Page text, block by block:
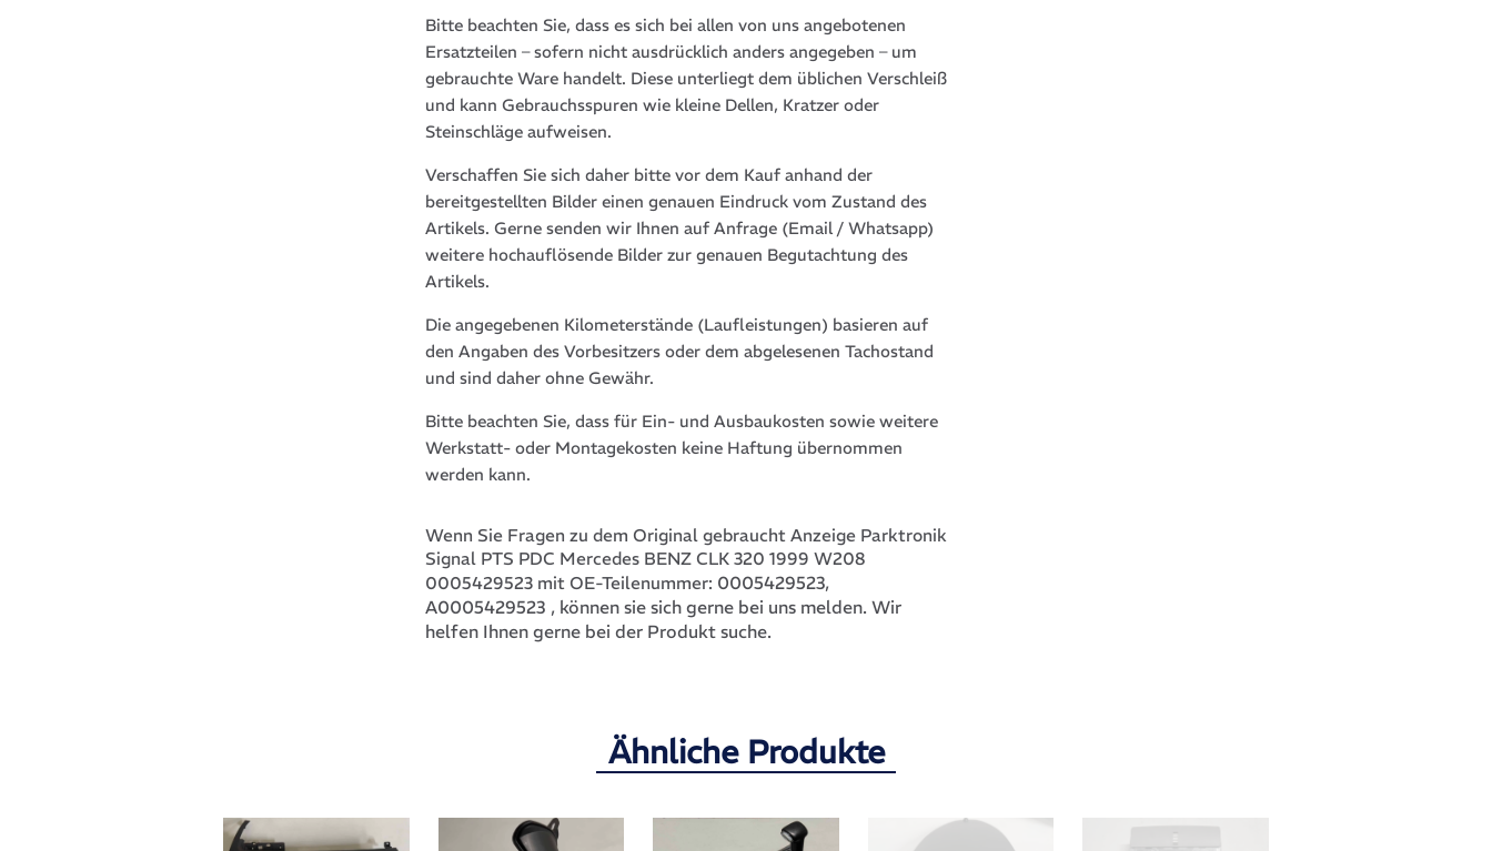
Bitte beachten Sie, dass es sich bei allen von uns angebotenen
Ersatzteilen – sofern nicht ausdrücklich anders angegeben – um
gebrauchte Ware handelt. Diese unterliegt dem üblichen Verschleiß
und kann Gebrauchsspuren wie kleine Dellen, Kratzer oder
Steinschläge aufweisen.
Verschaffen Sie sich daher bitte vor dem Kauf anhand der
bereitgestellten Bilder einen genauen Eindruck vom Zustand des
Artikels. Gerne senden wir Ihnen auf Anfrage (Email / Whatsapp)
weitere hochauflösende Bilder zur genauen Begutachtung des
Artikels.
Die angegebenen Kilometerstände (Laufleistungen) basieren auf
den Angaben des Vorbesitzers oder dem abgelesenen Tachostand
und sind daher ohne Gewähr.
Bitte beachten Sie, dass für Ein- und Ausbaukosten sowie weitere
Werkstatt- oder Montagekosten keine Haftung übernommen
werden kann.
Wenn Sie Fragen zu dem Original gebraucht Anzeige Parktronik
Signal PTS PDC Mercedes BENZ CLK 320 1999 W208
0005429523 mit OE-Teilenummer: 0005429523,
A0005429523 , können sie sich gerne bei uns melden. Wir
helfen Ihnen gerne bei der Produkt suche.
Ähnliche Produkte